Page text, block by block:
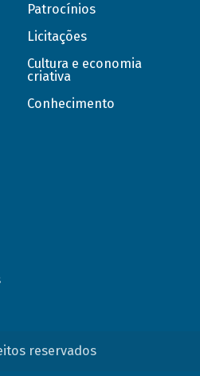
Patrocínios
Licitações
Cultura e economia
criativa
Conhecimento
reservados